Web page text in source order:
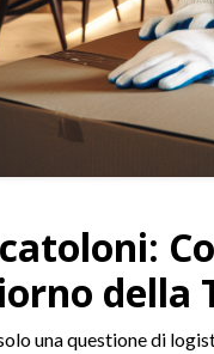
della
una questione di